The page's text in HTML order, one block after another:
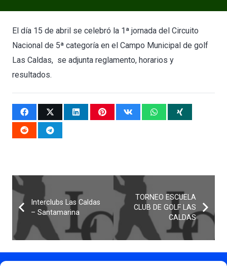
El día 15 de abril se celebró la 1ª jornada del Circuito
Nacional de 5ª categoría en el Campo Municipal de golf
Las Caldas, se adjunta reglamento, horarios y
resultados.
Interclubs Las Caldas
– Santamarina
TORNEO ESCUELA
CLUB DE GOLF LAS
CALDAS